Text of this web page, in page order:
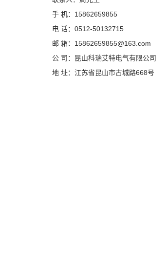
手 机：15862659855
电 话：0512-50132715
邮 箱：15862659855@163.com
公 司：昆山科瑞艾特电气有限公司
地 址：江苏省昆山市古城路668号